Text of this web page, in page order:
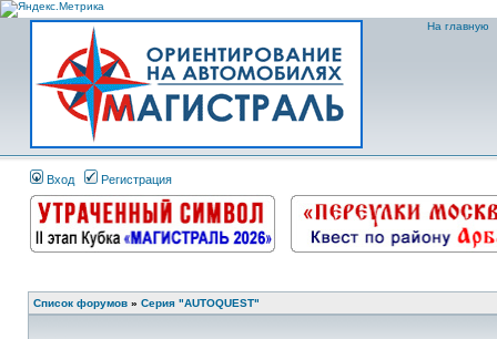
На главную
Вход Регистрация
Список форумов » Серия "AUTOQUEST"